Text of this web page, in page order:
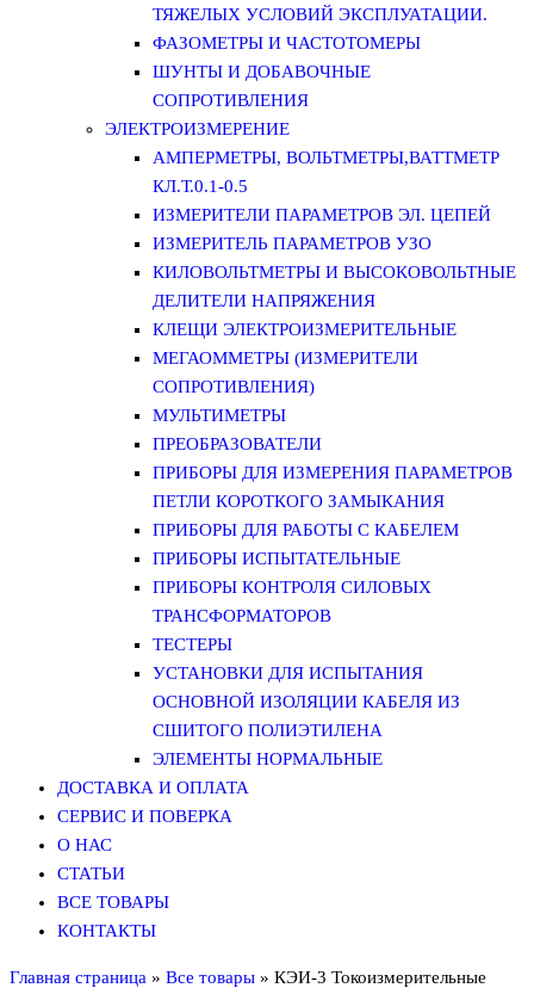
ТЯЖЕЛЫХ УСЛОВИЙ ЭКСПЛУАТАЦИИ.
ФАЗОМЕТРЫ И ЧАСТОТОМЕРЫ
ШУНТЫ И ДОБАВОЧНЫЕ
СОПРОТИВЛЕНИЯ
ЭЛЕКТРОИЗМЕРЕНИЕ
АМПЕРМЕТРЫ, ВОЛЬТМЕТРЫ,ВАТТМЕТР
КЛ.Т.0.1-0.5
ИЗМЕРИТЕЛИ ПАРАМЕТРОВ ЭЛ. ЦЕПЕЙ
ИЗМЕРИТЕЛЬ ПАРАМЕТРОВ УЗО
КИЛОВОЛЬТМЕТРЫ И ВЫСОКОВОЛЬТНЫЕ
ДЕЛИТЕЛИ НАПРЯЖЕНИЯ
КЛЕЩИ ЭЛЕКТРОИЗМЕРИТЕЛЬНЫЕ
МЕГАОММЕТРЫ (ИЗМЕРИТЕЛИ
СОПРОТИВЛЕНИЯ)
МУЛЬТИМЕТРЫ
ПРЕОБРАЗОВАТЕЛИ
ПРИБОРЫ ДЛЯ ИЗМЕРЕНИЯ ПАРАМЕТРОВ
ПЕТЛИ КОРОТКОГО ЗАМЫКАНИЯ
ПРИБОРЫ ДЛЯ РАБОТЫ С КАБЕЛЕМ
ПРИБОРЫ ИСПЫТАТЕЛЬНЫЕ
ПРИБОРЫ КОНТРОЛЯ СИЛОВЫХ
ТРАНСФОРМАТОРОВ
ТЕСТЕРЫ
УСТАНОВКИ ДЛЯ ИСПЫТАНИЯ
ОСНОВНОЙ ИЗОЛЯЦИИ КАБЕЛЯ ИЗ
СШИТОГО ПОЛИЭТИЛЕНА
ЭЛЕМЕНТЫ НОРМАЛЬНЫЕ
ДОСТАВКА И ОПЛАТА
СЕРВИС И ПОВЕРКА
О НАС
СТАТЬИ
ВСЕ ТОВАРЫ
КОНТАКТЫ
Главная страница » Все товары » КЭИ-3 Токоизмерительные